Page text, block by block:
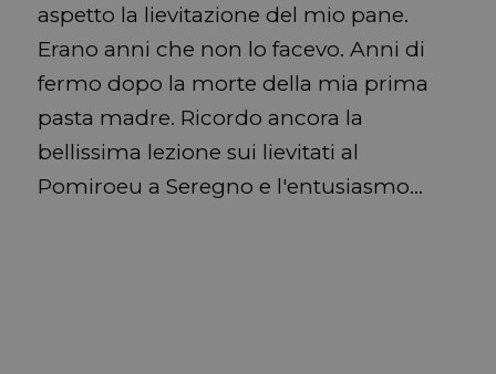
aspetto la lievitazione del mio pane.
Erano anni che non lo facevo. Anni di
fermo dopo la morte della mia prima
pasta madre. Ricordo ancora la
bellissima lezione sui lievitati al
Pomiroeu a Seregno e l'entusiasmo…